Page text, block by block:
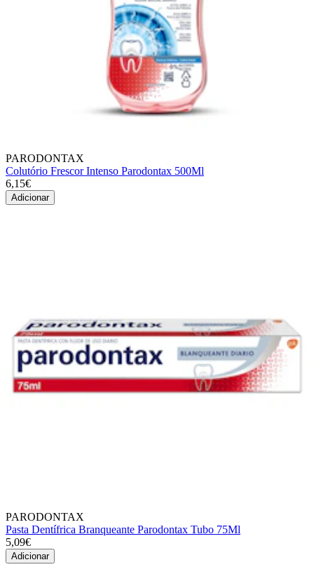
PARODONTAX
Colutório Frescor Intenso Parodontax 500Ml
6,15€
Adicionar
PARODONTAX
Pasta Dentífrica Branqueante Parodontax Tubo 75Ml
5,09€
Adicionar